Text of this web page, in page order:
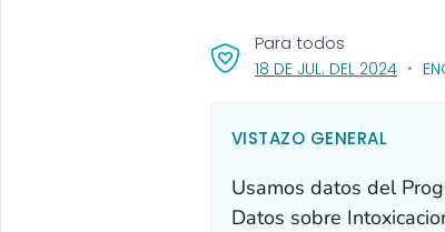
18 DE JUL. DEL 2024, VISIT
Para todos
VISTAZO GENERAL
Usamos datos del
Datos sobre